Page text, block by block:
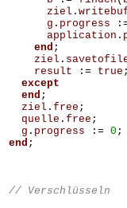
ziel .
g . progress
application .
end ;
ziel .
result
:= true ;
except
end ;
ziel . free ;
quelle . free ;
g . progress := 0 ;
end ;